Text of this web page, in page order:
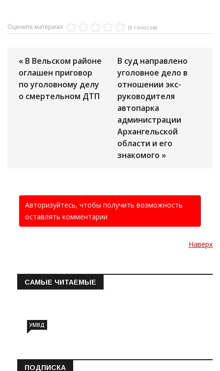
Оцените материал (0 голосов)
« В Вельском районе
оглашен приговор
по уголовному делу
о смертельном ДТП
В суд направлено
уголовное дело в
отношении экс-
руководителя
автопарка
администрации
Архангельской
области и его
знакомого »
Авторизуйтесь, чтобы получить возможность
оставлять комментарии
Наверх
САМЫЕ ЧИТАЕМЫЕ
УМВД
ПОДПИСКА